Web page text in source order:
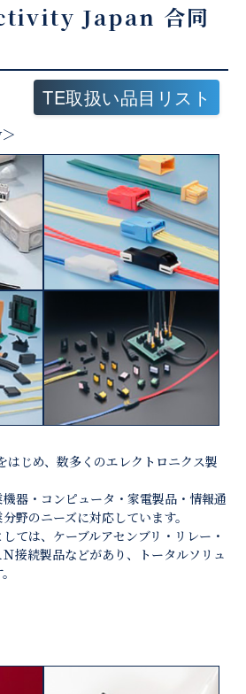
Japan 合同
TE取扱い品目リスト
はじめ、数多くのエレクトロニクス製
器・コンピュータ・家電製品・情報通
野のニーズに対応しています。
ては、ケーブルアセンブリ・リレー・
接続製品などがあり、トータルソリュ